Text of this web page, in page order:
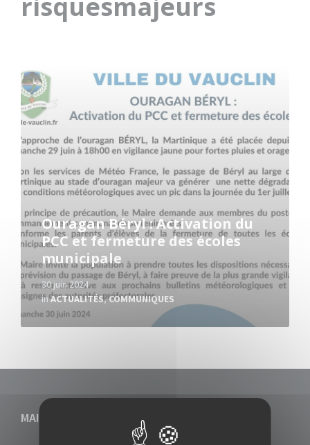
Ouragan Béryl : Activation du
PCC et fermeture des écoles
municipale
30 juin 2024
inACTUALITÉS,COMMUNIQUES
Read
More
MAIRIE DU VAUCLIN